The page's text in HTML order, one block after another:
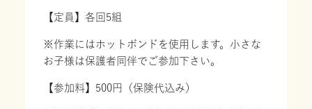
【定員】各回5組
※作業にはホットボンドを使用します。小さな
お子様は保護者同伴でご参加下さい。
【参加料】500円（保険代込み）